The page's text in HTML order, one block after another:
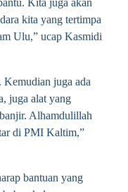
kita yang tertimpa
Ulu,” ucap Kasmidi
juga ada
juga alat yang
Alhamdulillah
di PMI Kaltim,”
bantuan yang